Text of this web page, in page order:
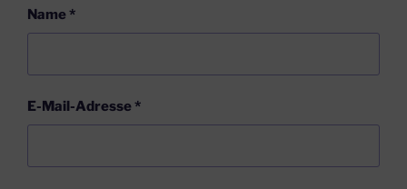
Name*
E-Mail-Adresse*